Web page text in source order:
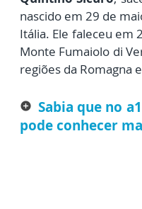
nascido em 29 de
Itália. Ele faleceu em
Monte Fumaiolo di
regiões da Romagna
add_circle Sabia que no
pode conhecer